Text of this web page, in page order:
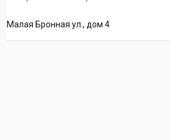
Малая Бронная ул., дом 4